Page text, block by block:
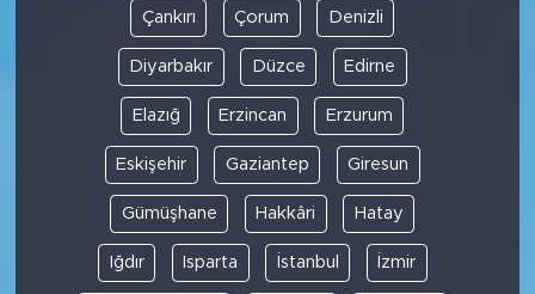
Çankırı Çorum Denizli
Diyarbakır Düzce Edirne
Elazığ Erzincan Erzurum
Eskişehir Gaziantep Giresun
Gümüşhane Hakkâri Hatay
Iğdır Isparta İstanbul İzmir